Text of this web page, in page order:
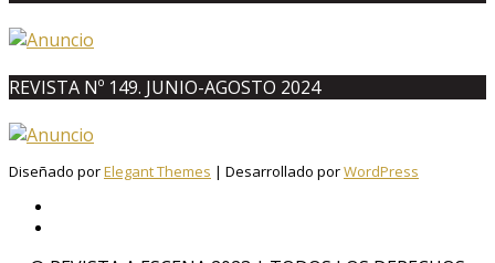
REVISTA Nº 149. JUNIO-AGOSTO 2024
Diseñado porElegant Themes | Desarrollado porWordPress